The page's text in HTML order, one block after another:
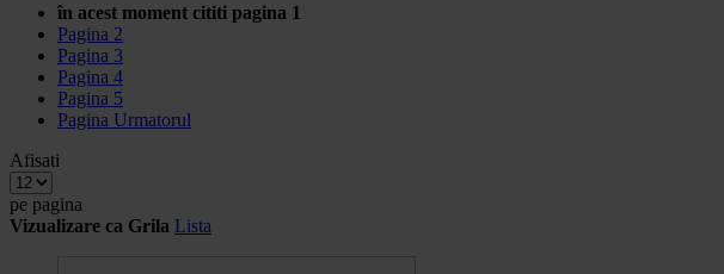
în acest moment cititi pagina 1
Pagina 2
Pagina 3
Pagina 4
Pagina 5
Pagina Urmatorul
Afisati
pe pagina
Vizualizare ca Grila Lista